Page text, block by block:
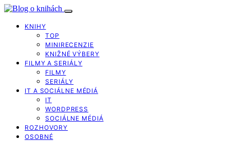
KNIHY
TOP
MINIRECENZIE
KNIŽNÉ VÝBERY
FILMY A SERIÁLY
FILMY
SERIÁLY
IT A SOCIÁLNE MÉDIÁ
IT
WORDPRESS
SOCIÁLNE MÉDIÁ
ROZHOVORY
OSOBNÉ